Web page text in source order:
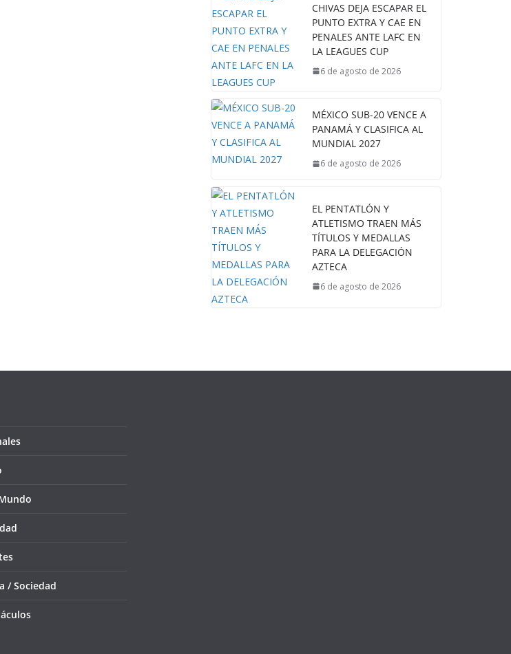
CHIVAS DEJA ESCAPAR EL
PUNTO EXTRA Y CAE EN
PENALES ANTE LAFC EN
LA LEAGUES CUP
6 de agosto de 2026
MÉXICO SUB-20 VENCE A
PANAMÁ Y CLASIFICA AL
MUNDIAL 2027
6 de agosto de 2026
EL PENTATLÓN Y
ATLETISMO TRAEN MÁS
TÍTULOS Y MEDALLAS
PARA LA DELEGACIÓN
AZTECA
6 de agosto de 2026
/ Sociedad